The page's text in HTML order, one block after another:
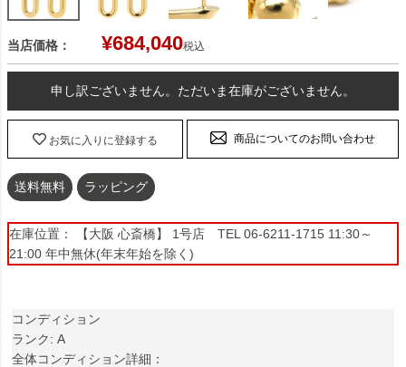
当店価格： ¥684,040税込
申し訳ございません。ただいま在庫がございません。
お気に入りに登録する 商品についてのお問い合わせ
送料無料 ラッピング
在庫位置： 【大阪 心斎橋】 1号店 TEL 06-6211-1715 11:30～
21:00 年中無休(年末年始を除く)
コンディション
ランク: A
全体コンディション詳細：